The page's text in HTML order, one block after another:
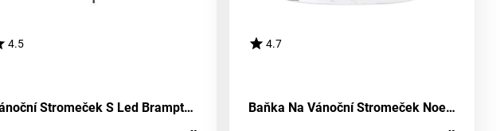
4.5
Vánoční Stromeček S Led Brampton, V: 155cm
4.7
Baňka Na Vánoční Stromeček Noel I, Ø: 6cm, 15ks/bal.